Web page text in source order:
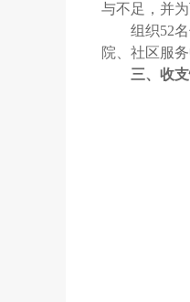
与不足，并
组织52
院、社区服
三、收